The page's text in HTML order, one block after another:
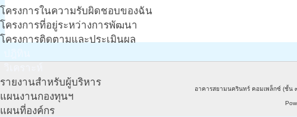
โครงการในความรับผิดชอบของฉัน
โครงการที่อยู่ระหว่างการพัฒนา
โครงการติดตามและประเมินผล
รายงานสำหรับผู้บริหาร
แผนงานกองทุนฯ
แผนที่องค์กร
อาคารสยามนครินทร์ คอมเพล็กซ์ (ชั้